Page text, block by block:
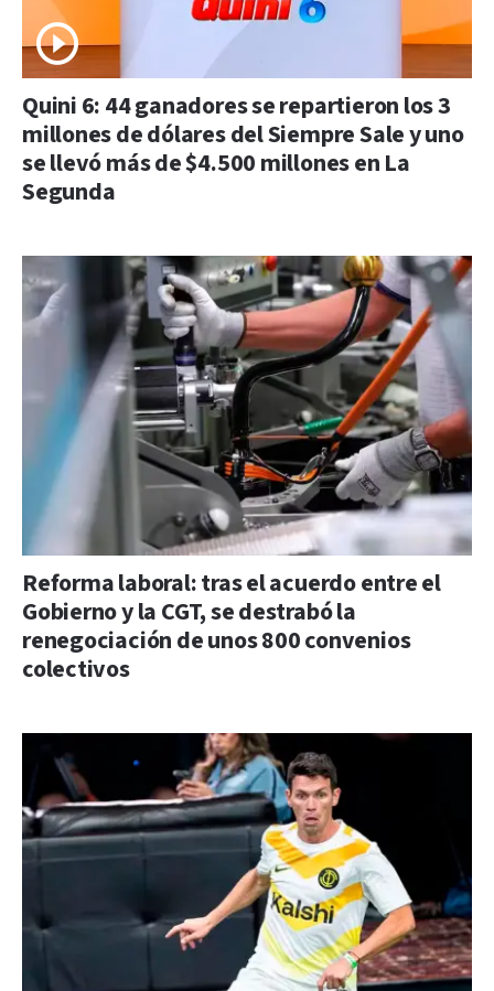
Quini 6: 44 ganadores se repartieron los 3
millones de dólares del Siempre Sale y uno
se llevó más de $4.500 millones en La
Segunda
Reforma laboral: tras el acuerdo entre el
Gobierno y la CGT, se destrabó la
renegociación de unos 800 convenios
colectivos